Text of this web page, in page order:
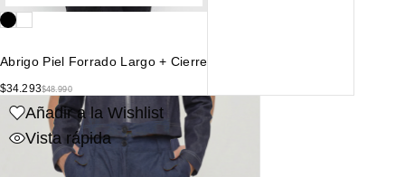
Abrigo Piel Forrado Largo + Cierre
$48.990
$34.293
Añadir a la Wishlist
Vista rápida